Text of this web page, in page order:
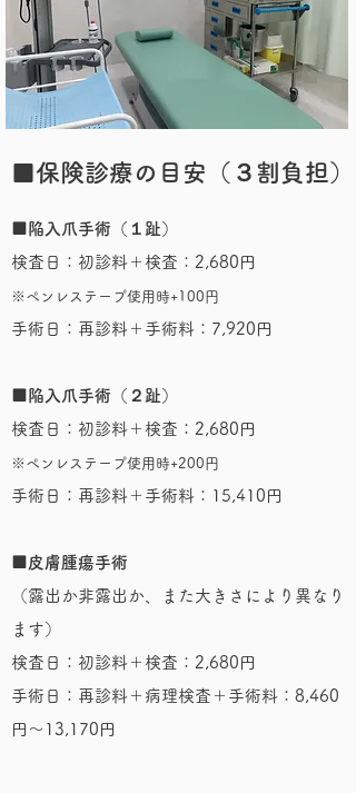
​■保険診療の目安（３割負担）
■陥入爪手術（１趾）
検査日：初診料＋検査：2,680円
​※ペンレステープ使用時+100円
​手術日：再診料＋手術料：7,920円
■陥入爪手術（２趾）
検査日：初診料＋検査：2,680円​
※ペンレステープ使用時+200円
手術日：再診料＋手術料：15,410円
■皮膚腫瘍手術
（露出か非露出か、また大きさにより異なり
ます）
検査日：初診料＋検査：2,680円​
手術日：再診料＋病理検査＋手術料：8,460
円〜13,170円